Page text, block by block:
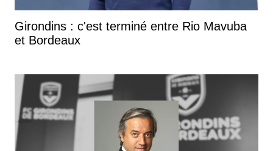
Girondins : c'est terminé entre Rio Mavuba
et Bordeaux